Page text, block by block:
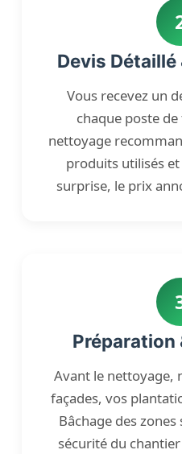
Devis
Vous recevez un
chaque poste
nettoyage
produits utilisés
surprise, le prix
Préparation
Avant le nettoyage,
façades, vos
Bâchage des
sécurité du